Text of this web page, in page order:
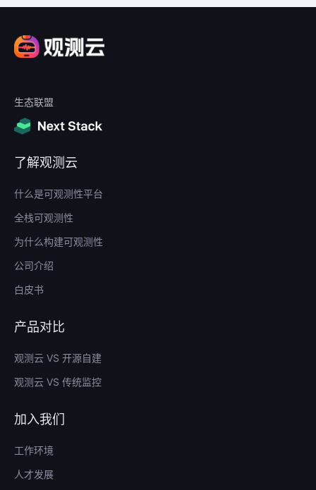
生态联盟
了解观测云
什么是可观测性平台
全栈可观测性
为什么构建可观测性
公司介绍
白皮书
产品对比
观测云 VS 开源自建
观测云 VS 传统监控
加入我们
工作环境
人才发展